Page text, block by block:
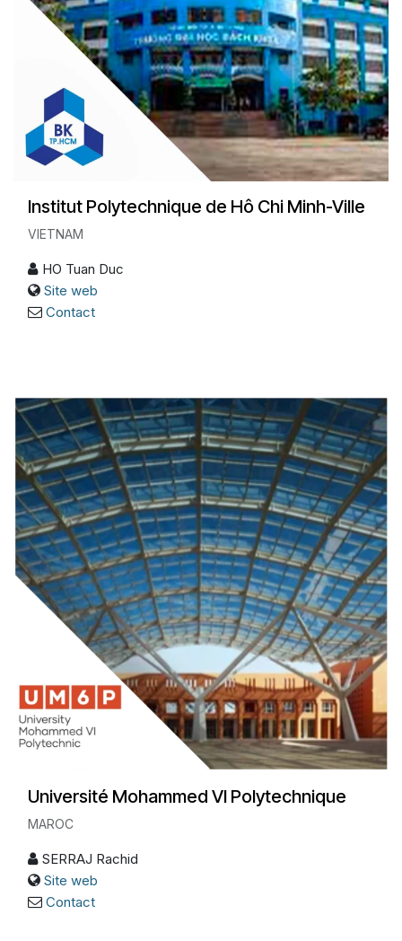
Institut Polytechnique de Hô Chi Minh-Ville
VIETNAM
HO Tuan Duc
Site web
Contact
Université Mohammed VI Polytechnique
MAROC
SERRAJ Rachid
Site web
Contact